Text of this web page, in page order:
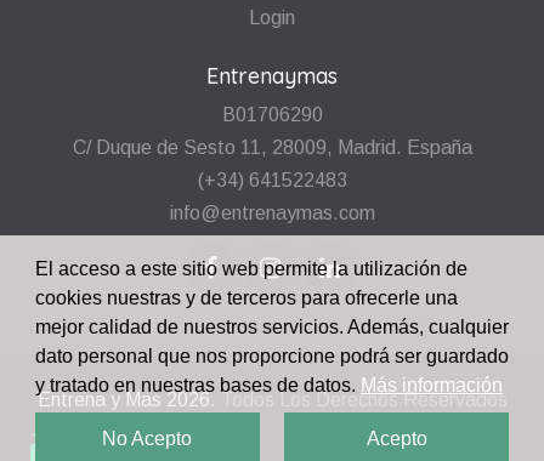
Login
Entrenaymas
B01706290
C/ Duque de Sesto 11, 28009, Madrid. España
(+34) 641522483
info@entrenaymas.com
Entrena y Mas 2026. Todos Los Derechos Reservados
El acceso a este sitio web permite la utilización de
cookies nuestras y de terceros para ofrecerle una
mejor calidad de nuestros servicios. Además, cualquier
dato personal que nos proporcione podrá ser guardado
y tratado en nuestras bases de datos. Más información
No Acepto Acepto